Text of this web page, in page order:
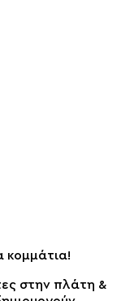
κομμάτια!
στην πλάτη &